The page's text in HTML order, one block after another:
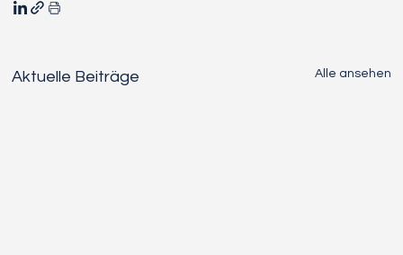
Aktuelle Beiträge Alle ansehen